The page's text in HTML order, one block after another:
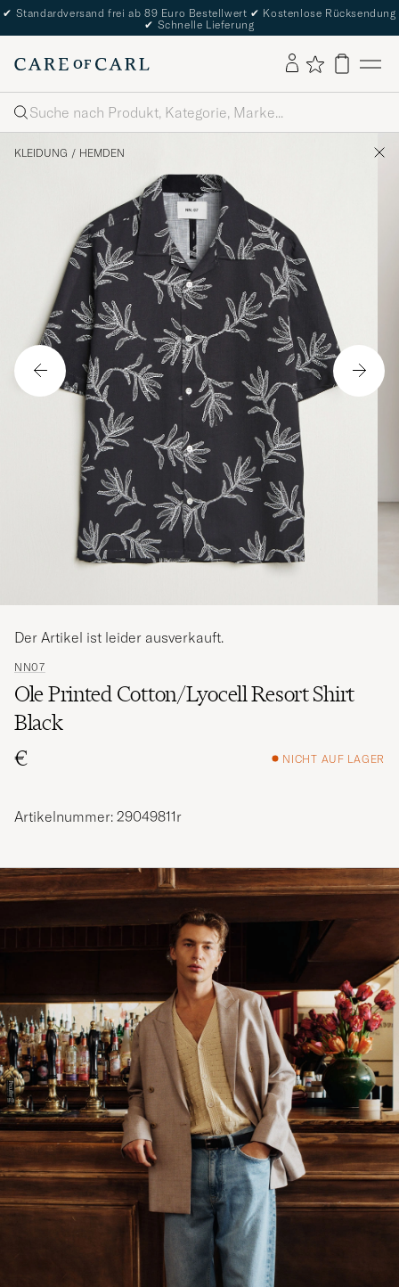
✔ Standardversand frei ab 89 Euro Bestellwert ✔ Kostenlose Rücksendung
✔ Schnelle Lieferung
Suche
KLEIDUNG / HEMDEN
NN07
Ole Printed Cotton/Lyocell Resort Shirt
Black
€
NICHT AUF LAGER
Der Artikel ist leider ausverkauft.
Artikelnummer: 29049811r